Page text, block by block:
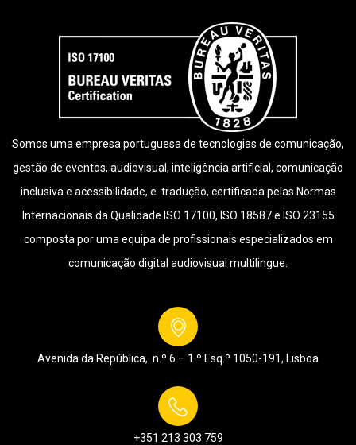
Somos uma empresa portuguesa de tecnologias de comunicação,
gestão de eventos, audiovisual, inteligência artificial, comunicação
inclusiva e acessibilidade, e tradução, certificada pelas Normas
Internacionais da Qualidade ISO 17100, ISO 18587 e ISO 23155
composta por uma equipa de profissionais especializados em
comunicação digital audiovisual multilingue.
Avenida da República, n.º 6 – 1.º Esq.º 1050-191, Lisboa
+351 213 303 759